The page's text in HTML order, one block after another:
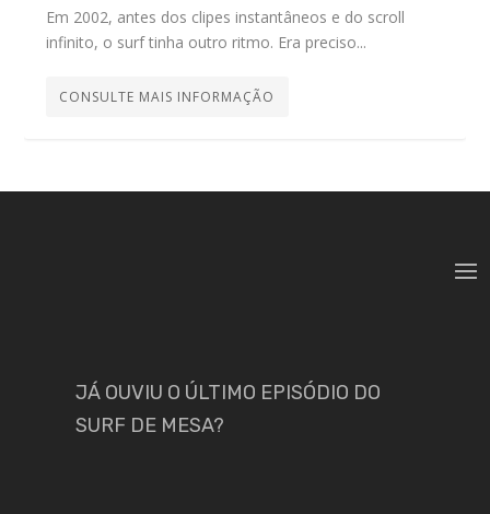
Em 2002, antes dos clipes instantâneos e do scroll
infinito, o surf tinha outro ritmo. Era preciso...
CONSULTE MAIS INFORMAÇÃO
JÁ OUVIU O ÚLTIMO EPISÓDIO DO
SURF DE MESA?